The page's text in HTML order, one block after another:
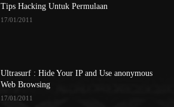
Tips Hacking Untuk Permulaan
17/01/2011
Ultrasurf : Hide Your IP and Use anonymous
Web Browsing
17/01/2011